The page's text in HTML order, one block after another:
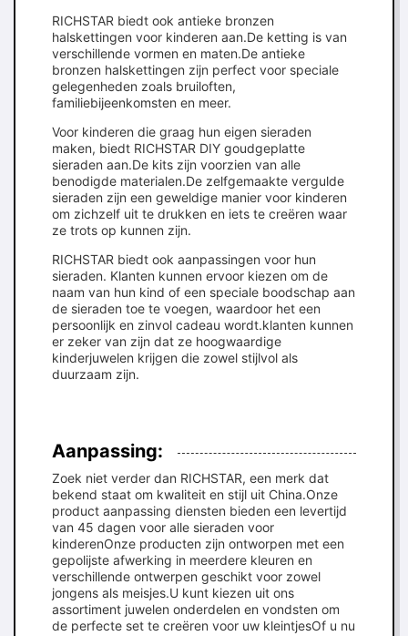
RICHSTAR biedt ook antieke bronzen
halskettingen voor kinderen aan.De ketting is van
verschillende vormen en maten.De antieke
bronzen halskettingen zijn perfect voor speciale
gelegenheden zoals bruiloften,
familiebijeenkomsten en meer.
Voor kinderen die graag hun eigen sieraden
maken, biedt RICHSTAR DIY goudgeplatte
sieraden aan.De kits zijn voorzien van alle
benodigde materialen.De zelfgemaakte vergulde
sieraden zijn een geweldige manier voor kinderen
om zichzelf uit te drukken en iets te creëren waar
ze trots op kunnen zijn.
RICHSTAR biedt ook aanpassingen voor hun
sieraden. Klanten kunnen ervoor kiezen om de
naam van hun kind of een speciale boodschap aan
de sieraden toe te voegen, waardoor het een
persoonlijk en zinvol cadeau wordt.klanten kunnen
er zeker van zijn dat ze hoogwaardige
kinderjuwelen krijgen die zowel stijlvol als
duurzaam zijn.
Aanpassing:
Zoek niet verder dan RICHSTAR, een merk dat
bekend staat om kwaliteit en stijl uit China.Onze
product aanpassing diensten bieden een levertijd
van 45 dagen voor alle sieraden voor
kinderenOnze producten zijn ontworpen met een
gepolijste afwerking in meerdere kleuren en
verschillende ontwerpen geschikt voor zowel
jongens als meisjes.U kunt kiezen uit ons
assortiment juwelen onderdelen en vondsten om
de perfecte set te creëren voor uw kleintjesOf u nu